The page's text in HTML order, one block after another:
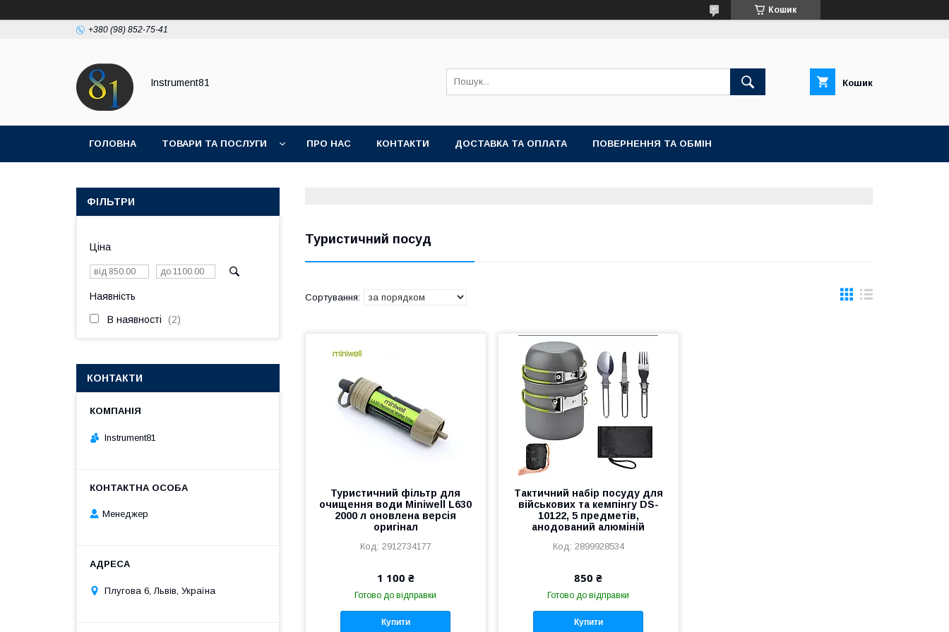
Кошик
+380 (98) 852-75-41
Instrument81 Кошик
ГОЛОВНА ТОВАРИ ТА ПОСЛУГИ ПРО НАС КОНТАКТИ ДОСТАВКА ТА ОПЛАТА ПОВЕРНЕННЯ ТА ОБМІН
Туристичний посуд
Туристичний фільтр для
очищення води Miniwell L630
2000 л оновлена версія
оригінал
2912734177
1 100 ₴
Готово до відправки
Купити
Тактичний набір посуду для
військових та кемпінгу DS-
10122, 5 предметів,
анодований алюміній
2899928534
850 ₴
Готово до відправки
Купити
ФІЛЬТРИ
Ціна
Наявність
В наявності 2
КОНТАКТИ
Instrument81
Менеджер
Плугова 6, Львів, Україна